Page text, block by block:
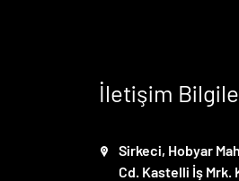
İletişim
Sirkeci, Hobyar
Cd. Kastelli İş Mrk.